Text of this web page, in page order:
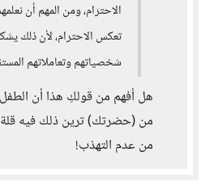
الاحترام، ومن المهم أن
تعكس الاحترام، لأن ذلك
شخصياتهم وتعاملاتهم
هل أفهم من قولكِ هذا أن
من (حضرتك) ترين ذلك فيه قلة
من عدم التهذب!